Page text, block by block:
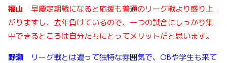
福山 早慶定期戦になると応援も普通のリーグ戦より盛り上
がりますし、去年負けているので、一つの試合にしっかり集
中できるところは自分たちにとってメリットだと思います。
野瀬 リーグ戦とは違って独特な雰囲気で、OBや学生も来て